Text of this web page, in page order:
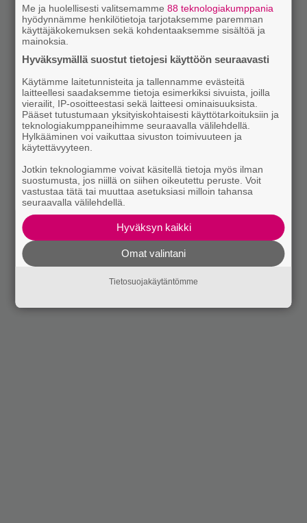
Me ja huolellisesti valitsemamme88 teknologiakumppania
hyödynnämme henkilötietoja tarjotaksemme paremman
käyttäjäkokemuksen sekä kohdentaaksemme sisältöä ja
mainoksia.
Hyväksymällä suostut tietojesi käyttöön seuraavasti
Käytämme laitetunnisteita ja tallennamme evästeitä
laitteellesi saadaksemme tietoja esimerkiksi sivuista, joilla
vierailit, IP-osoitteestasi sekä laitteesi ominaisuuksista.
Pääset tutustumaan yksityiskohtaisesti käyttötarkoituksiin ja
teknologiakumppaneihimme seuraavalla välilehdellä.
Hylkääminen voi vaikuttaa sivuston toimivuuteen ja
käytettävyyteen.
Jotkin teknologiamme voivat käsitellä tietoja myös ilman
suostumusta, jos niillä on siihen oikeutettu peruste. Voit
vastustaa tätä tai muuttaa asetuksiasi milloin tahansa
seuraavalla välilehdellä.
Hyväksyn kaikki
Omat valintani
Tietosuojakäytäntömme